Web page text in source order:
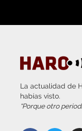
La actualidad de
habías visto.
“Porque otro